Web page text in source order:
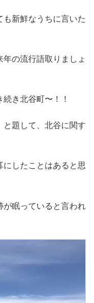
新鮮なうちに言いた
の流行語取りましょ
き北谷町〜！！
と題して、北谷に関す
にしたことはあると思
が眠っていると言われ